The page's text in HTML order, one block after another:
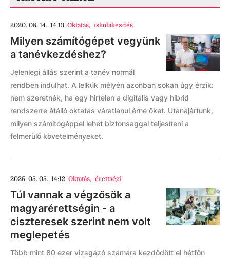
2020. 08. 14., 14:13 Oktatás, iskolakezdés
Milyen számítógépet vegyünk
a tanévkezdéshez?
Jelenlegi állás szerint a tanév normál
rendben indulhat. A lelkük mélyén azonban sokan úgy érzik:
nem szeretnék, ha egy hirtelen a digitális vagy hibrid
rendszerre átálló oktatás váratlanul érné őket. Utánajártunk,
milyen számítógéppel lehet biztonsággal teljesíteni a
felmerülő követelményeket.
2025. 05. 05., 14:12 Oktatás, érettségi
Túl vannak a végzősök a
magyarérettségin - a
ciszteresek szerint nem volt
meglepetés
Több mint 80 ezer vizsgázó számára kezdődött el hétfőn